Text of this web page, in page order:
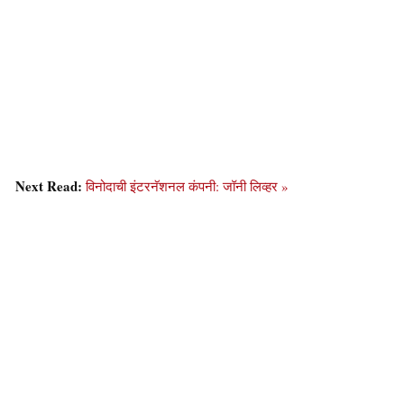
Next Read:विनोदाची इंटरनॅशनल कंपनी: जॉनी लिव्हर »